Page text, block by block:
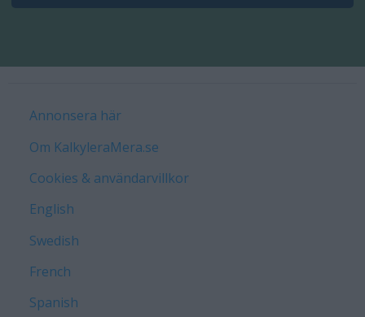
Annonsera här
Om KalkyleraMera.se
Cookies & användarvillkor
English
Swedish
French
Spanish